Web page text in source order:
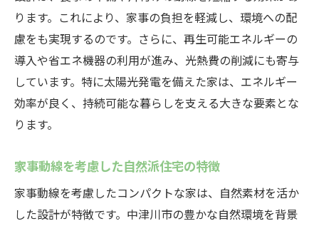
ります。これにより、家事の負担を軽減し、環境への配
慮をも実現するのです。さらに、再生可能エネルギーの
導入や省エネ機器の利用が進み、光熱費の削減にも寄与
しています。特に太陽光発電を備えた家は、エネルギー
効率が良く、持続可能な暮らしを支える大きな要素とな
ります。
家事動線を考慮した自然派住宅の特徴
家事動線を考慮したコンパクトな家は、自然素材を活か
した設計が特徴です。中津川市の豊かな自然環境を背景